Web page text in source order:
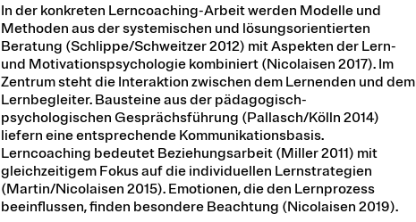
In der konkreten Lerncoaching-Arbeit werden Modelle und
Methoden aus der systemischen und lösungsorientierten
Beratung (Schlippe/Schweitzer 2012) mit Aspekten der Lern-
und Motivationspsychologie kombiniert (Nicolaisen 2017). Im
Zentrum steht die Interaktion zwischen dem Lernenden und dem
Lernbegleiter. Bausteine aus der pädagogisch-
psychologischen Gesprächsführung (Pallasch/Kölln 2014)
liefern eine entsprechende Kommunikationsbasis.
Lerncoaching bedeutet Beziehungsarbeit (Miller 2011) mit
gleichzeitigem Fokus auf die individuellen Lernstrategien
(Martin/Nicolaisen 2015). Emotionen, die den Lernprozess
beeinflussen, finden besondere Beachtung (Nicolaisen 2019).